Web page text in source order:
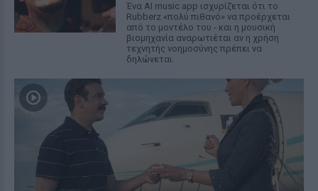
Ένα AI music app ισχυρίζεται ότι το
Rubberz «πολύ πιθανό» να προέρχεται
από το μοντέλο του - και η μουσική
βιομηχανία αναρωτιέται αν η χρήση
τεχνητής νοημοσύνης πρέπει να
δηλώνεται.